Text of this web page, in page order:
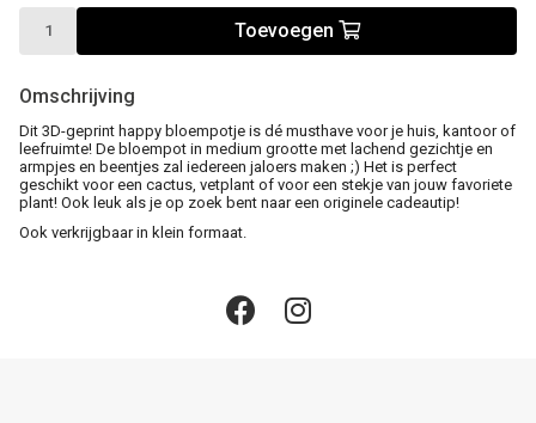
Toevoegen
Omschrijving
Dit 3D-geprint happy bloempotje is dé musthave voor je huis, kantoor of
leefruimte! De bloempot in medium grootte met lachend gezichtje en
armpjes en beentjes zal iedereen jaloers maken ;) Het is perfect
geschikt voor een cactus, vetplant of voor een stekje van jouw favoriete
plant! Ook leuk als je op zoek bent naar een originele cadeautip!
Ook verkrijgbaar in klein formaat.